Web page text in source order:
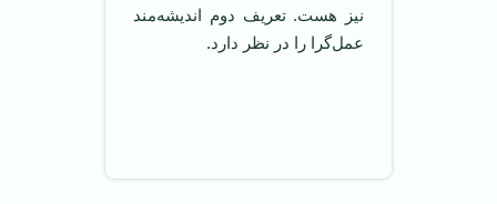
نیز هست. تعریف دوم اندیشه‌مند
عمل‌گرا را در نظر دارد.